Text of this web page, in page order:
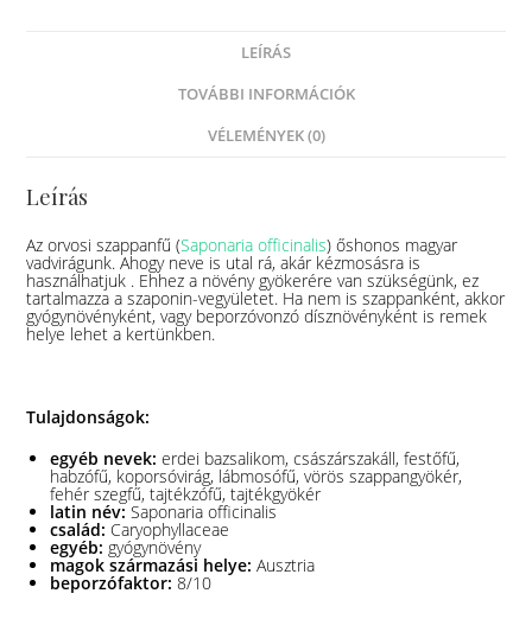
LEÍRÁS
TOVÁBBI INFORMÁCIÓK
VÉLEMÉNYEK (0)
Leírás
Az orvosi szappanfű (Saponaria officinalis) őshonos magyar
vadvirágunk. Ahogy neve is utal rá, akár kézmosásra is
használhatjuk . Ehhez a növény gyökerére van szükségünk, ez
tartalmazza a szaponin-vegyületet. Ha nem is szappanként, akkor
gyógynövényként, vagy beporzóvonzó dísznövényként is remek
helye lehet a kertünkben.
Tulajdonságok:
egyéb nevek: erdei bazsalikom, császárszakáll, festőfű,
habzófű, koporsóvirág, lábmosófű, vörös szappangyökér,
fehér szegfű, tajtékzófű, tajtékgyökér
latin név: Saponaria officinalis
család: Caryophyllaceae
egyéb: gyógynövény
magok származási helye: Ausztria
beporzófaktor:8/10